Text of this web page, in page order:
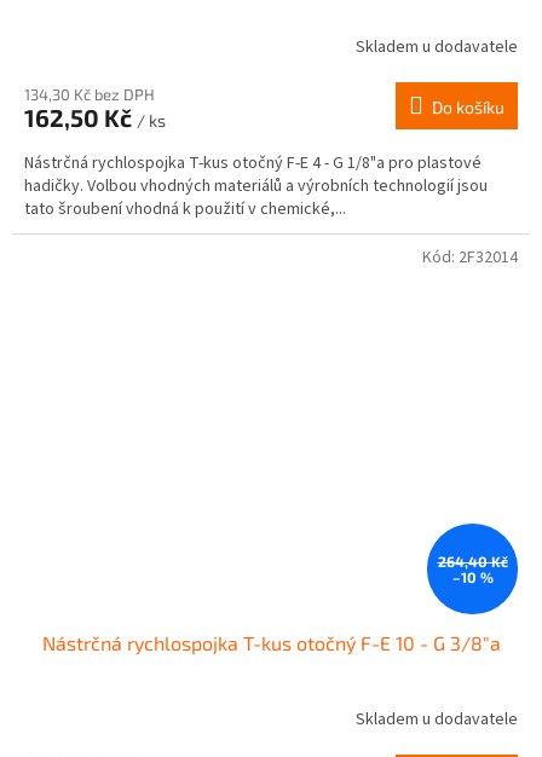
Skladem u dodavatele
134,30 Kč bez DPH
162,50 Kč / ks
Do košíku
Nástrčná rychlospojka T-kus otočný F-E 4 - G 1/8"a pro plastové
hadičky. Volbou vhodných materiálů a výrobních technologií jsou
tato šroubení vhodná k použití v chemické,...
264,40 Kč
–10 %
Nástrčná rychlospojka T-kus otočný F-E 10 - G 3/8"a
Skladem u dodavatele
Kód: 2F32014